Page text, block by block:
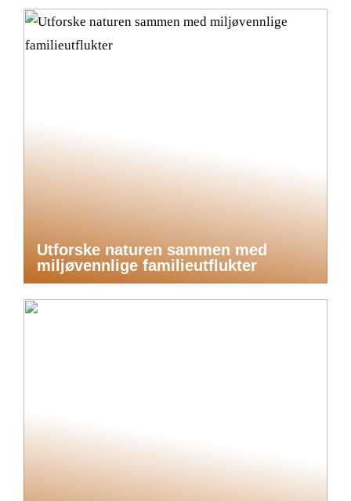
Utforske naturen sammen med
miljøvennlige familieutflukter